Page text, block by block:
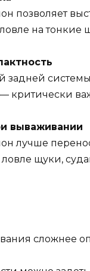
позволяет
ловле на
задней
критически
вываживании
лучше
щуки,
сложнее